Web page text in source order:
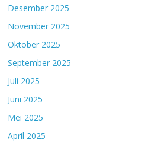
Desember 2025
November 2025
Oktober 2025
September 2025
Juli 2025
Juni 2025
Mei 2025
April 2025